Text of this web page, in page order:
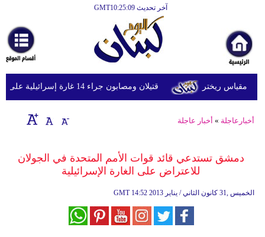
آخر تحديث GMT10:25:09
أخبارعاجلة
رياضة
ثقافة
إقتصاد
وموسيقى
قتيلان ومصابون جراء 14 غارة إسرائيلية على شرق وجنوب لبنان
أخبارعاجلة » أخبار عاجلة
دمشق تستدعي قائد قوات الأمم المتحدة في الجولان
للاعتراض على الغارة الإسرائيلية
GMT 14:52 2013 الخميس ,31 كانون الثاني / يناير